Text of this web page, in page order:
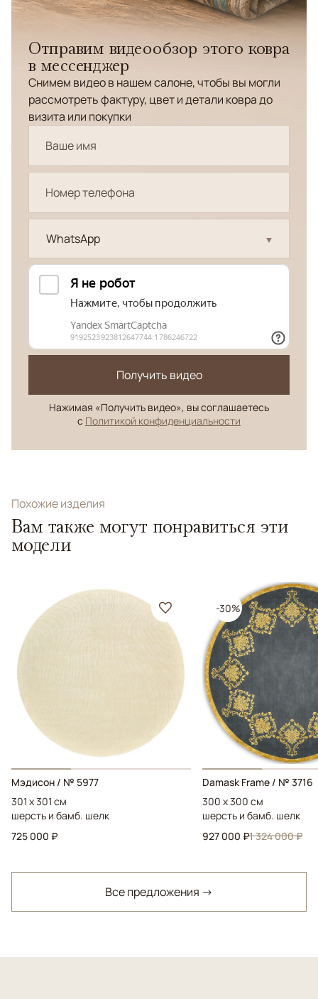
Отправим видеообзор этого ковра
в мессенджер
Снимем видео в нашем салоне, чтобы вы могли
рассмотреть фактуру, цвет и детали ковра до
визита или покупки
WhatsApp
Получить видео
Нажимая «Получить видео», вы соглашаетесь
с Политикой конфиденциальности
Похожие изделия
Вам также могут понравиться эти
модели
Мэдисон / № 5977
301 x 301 см
шерсть и бамб. шелк
725 000 ₽
-30%
Damask Frame / № 3716
300 x 300 см
шерсть и бамб. шелк
927 000 ₽1 324 000 ₽
Все предложения →